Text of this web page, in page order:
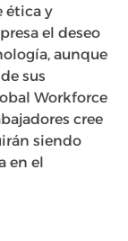
ética y
el deseo
aunque
sus
Workforce
cree
siendo
en el